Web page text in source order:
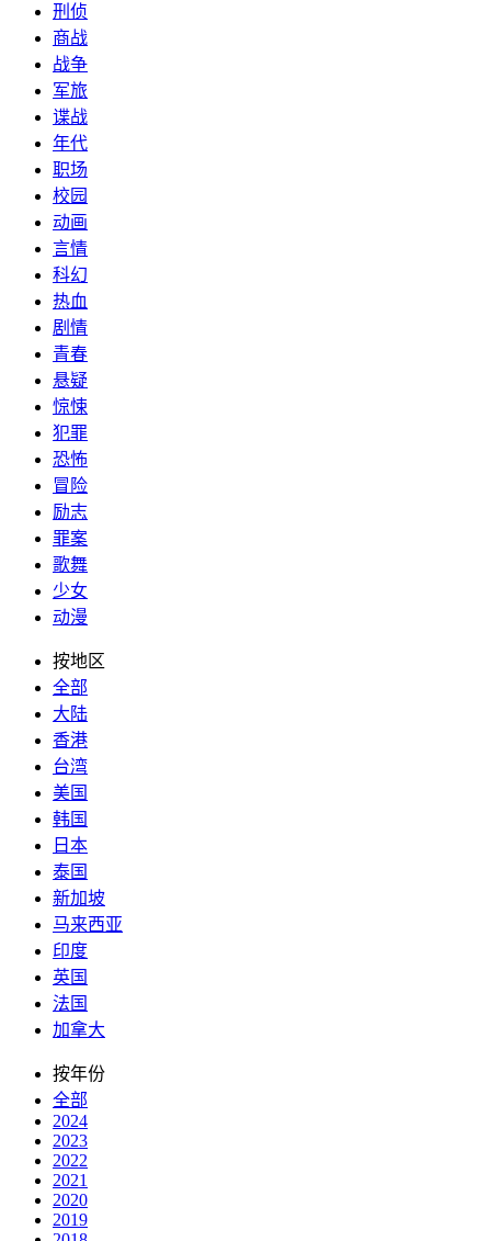
刑侦
商战
战争
军旅
谍战
年代
职场
校园
动画
言情
科幻
热血
剧情
青春
悬疑
惊悚
犯罪
恐怖
冒险
励志
罪案
歌舞
少女
动漫
按地区
全部
大陆
香港
台湾
美国
韩国
日本
泰国
新加坡
马来西亚
印度
英国
法国
加拿大
按年份
全部
2024
2023
2022
2021
2020
2019